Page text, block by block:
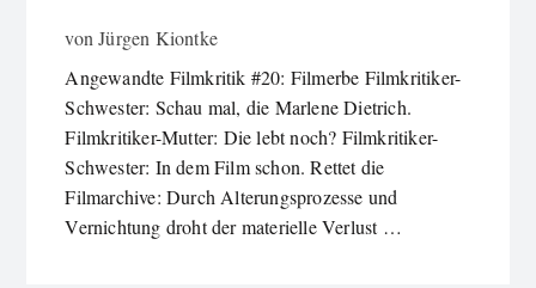
vonJürgen Kiontke
Angewandte Filmkritik #20: Filmerbe Filmkritiker-
Schwester: Schau mal, die Marlene Dietrich.
Filmkritiker-Mutter: Die lebt noch? Filmkritiker-
Schwester: In dem Film schon. Rettet die
Filmarchive: Durch Alterungsprozesse und
Vernichtung droht der materielle Verlust …